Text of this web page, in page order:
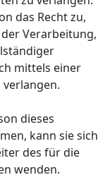
das Recht zu,
Verarbeitung,
mittels einer
dieses
kann sie sich
des für die
wenden.